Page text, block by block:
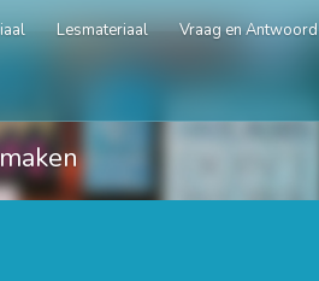
Lesmateriaal Vraag en Antwoord